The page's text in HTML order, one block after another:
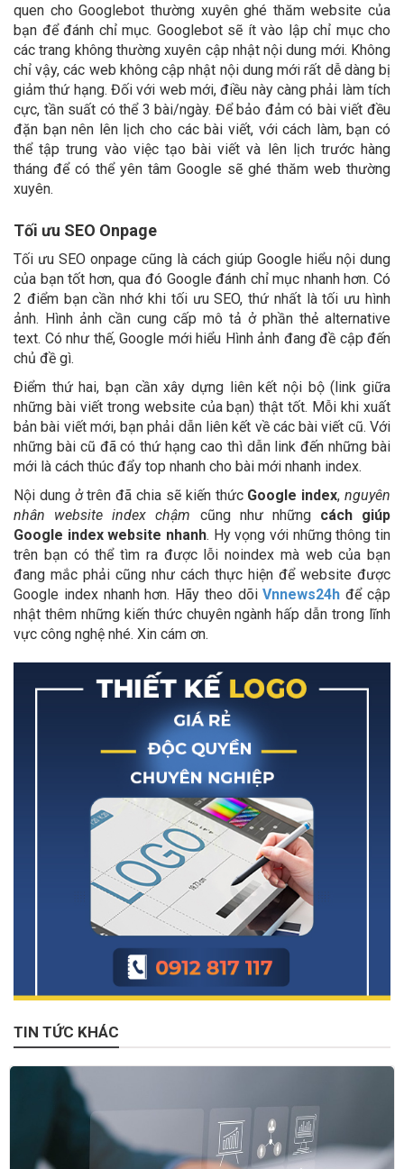
quen cho Googlebot thường xuyên ghé thăm website của
bạn để đánh chỉ mục. Googlebot sẽ ít vào lập chỉ mục cho
các trang không thường xuyên cập nhật nội dung mới. Không
chỉ vậy, các web không cập nhật nội dung mới rất dễ dàng bị
giảm thứ hạng. Đối với web mới, điều này càng phải làm tích
cực, tần suất có thể 3 bài/ngày. Để bảo đảm có bài viết đều
đặn bạn nên lên lịch cho các bài viết, với cách làm, bạn có
thể tập trung vào việc tạo bài viết và lên lịch trước hàng
tháng để có thể yên tâm Google sẽ ghé thăm web thường
xuyên.
Tối ưu SEO Onpage
Tối ưu SEO onpage cũng là cách giúp Google hiểu nội dung
của bạn tốt hơn, qua đó Google đánh chỉ mục nhanh hơn. Có
2 điểm bạn cần nhớ khi tối ưu SEO, thứ nhất là tối ưu hình
ảnh. Hình ảnh cần cung cấp mô tả ở phần thẻ alternative
text. Có như thế, Google mới hiểu Hình ảnh đang đề cập đến
chủ đề gì.
Điểm thứ hai, bạn cần xây dựng liên kết nội bộ (link giữa
những bài viết trong website của bạn) thật tốt. Mỗi khi xuất
bản bài viết mới, bạn phải dẫn liên kết về các bài viết cũ. Với
những bài cũ đã có thứ hạng cao thì dẫn link đến những bài
mới là cách thúc đẩy top nhanh cho bài mới nhanh index.
Nội dung ở trên đã chia sẽ kiến thức Google index,nguyên
nhân website index chậm cũng như những cách giúp
Google index website nhanh. Hy vọng với những thông tin
trên bạn có thể tìm ra được lỗi noindex mà web của bạn
đang mắc phải cũng như cách thực hiện để website được
Google index nhanh hơn. Hãy theo dõiVnnews24h để cập
nhật thêm những kiến thức chuyên ngành hấp dẫn trong lĩnh
vực công nghệ nhé. Xin cám ơn.
TIN TỨC KHÁC